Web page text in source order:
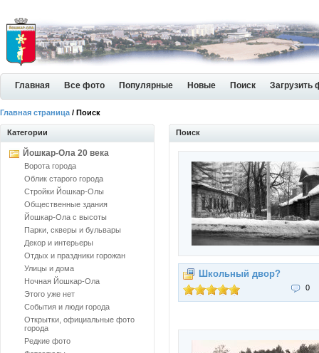
Главная Все фото Популярные Новые Поиск Загрузить
Главная страница / Поиск
Категории
Йошкар-Ола 20 века
Ворота города
Облик старого города
Стройки Йошкар-Олы
Общественные здания
Йошкар-Ола с высоты
Парки, скверы и бульвары
Декор и интерьеры
Отдых и праздники горожан
Улицы и дома
Ночная Йошкар-Ола
Этого уже нет
События и люди города
Открытки, официальные фото
города
Редкие фото
Поиск
Школьный двор?
0